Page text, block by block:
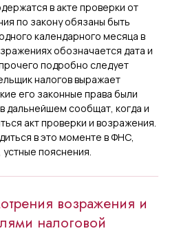
в акте проверки от
по закону обязаны быть
календарного месяца в
обозначается дата и
подробно следует
налогов выражает
его законные права были
дальнейшем сообщат, когда и
акт проверки и возражения.
в это моменте в ФНС,
устные пояснения.
возражения и
налоговой